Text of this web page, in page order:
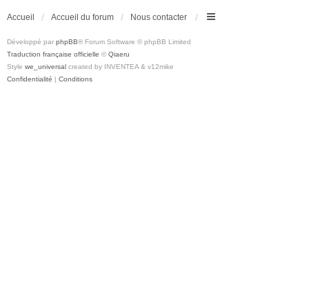
Accueil Accueil du forum Nous contacter
Développé par phpBB® Forum Software © phpBB Limited
Traduction française officielle © Qiaeru
Style we_universal created by INVENTEA & v12mike
Confidentialité | Conditions